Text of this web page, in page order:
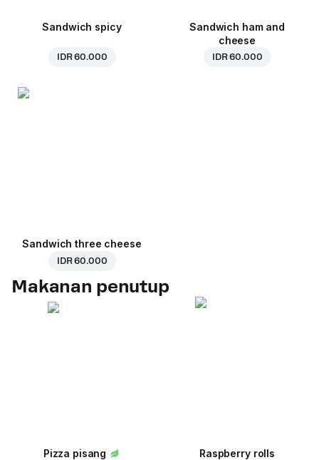
Sandwich spicy
IDR 60.000
Sandwich ham and
cheese
IDR 60.000
Sandwich three cheese
IDR 60.000
Makanan penutup
Pizza pisang Raspberry rolls